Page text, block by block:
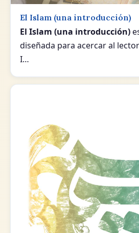
El Islam (una introducción)
El Islam (una introducción)
diseñada para acercar al
I…